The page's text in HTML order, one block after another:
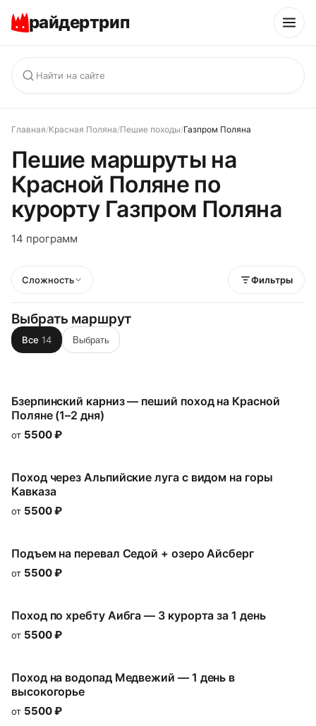
райдертрип
Главная/Красная Поляна/Пешие походы/Газпром Поляна
Пешие маршруты на
Красной Поляне по
курорту Газпром Поляна
14 программ
Сложность Фильтры
Выбрать маршрут
Все 14 Выбрать
Бзерпинский карниз — пеший поход на Красной
Поляне (1–2 дня)
от 5500₽
Поход через Альпийские луга с видом на горы
Кавказа
от 5500₽
Подъем на перевал Седой + озеро Айсберг
от 5500₽
Поход по хребту Аибга — 3 курорта за 1 день
от 5500₽
Поход на водопад Медвежий — 1 день в
высокогорье
от 5500₽